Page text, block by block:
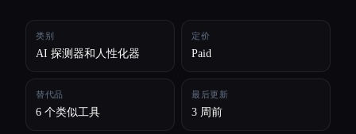
类别
AI 探测器和人性化器
定价
Paid
替代品
6 个类似工具
最后更新
3 周前